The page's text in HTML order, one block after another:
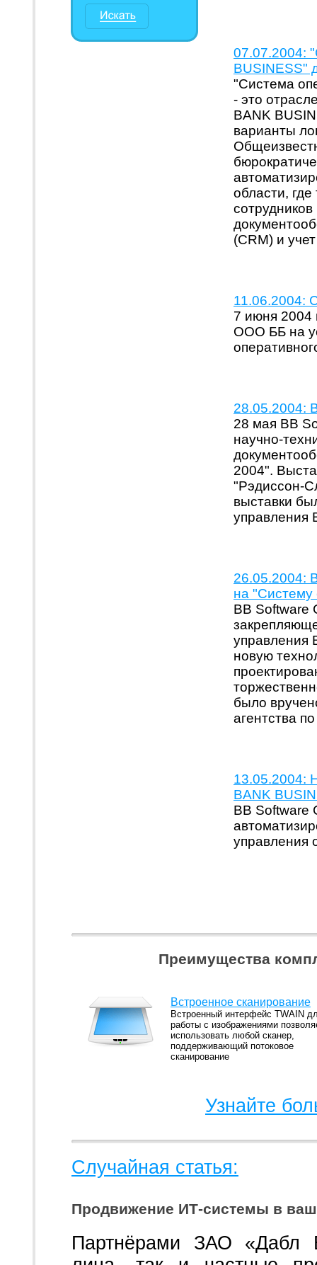
07.07.2004:
BUSINESS"
"Система
- это
BANK
варианты
области,
(CRM) и
11.06.2004:
7 июня
ООО ББ на
28.05.2004:
28 мая BB
научно-
2004".
"Рэдиссон-
выставки
управления
26.05.2004:
на "Систему
BB Software
управления
новую
было
агентства
13.05.2004:
BANK
BB Software
управления
Преимущества
Встроенное сканирование
Встроенный интерфейс TWAIN
работы с изображениями
использовать любой сканер,
поддерживающий потоковое
сканирование
Узнайте
Случайная статья:
Продвижение ИТ-системы в
Партнёрами ЗАО «Дабл